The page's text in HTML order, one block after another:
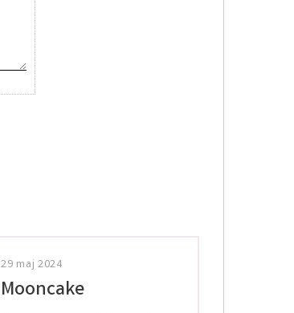
29 maj 2024
Mooncake